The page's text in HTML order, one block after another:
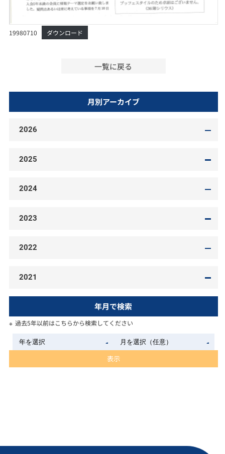
19980710 ダウンロード
一覧に戻る
月別アーカイブ
2026
2025
2024
2023
2022
2021
年月で検索
過去5年以前はこちらから検索してください
表示